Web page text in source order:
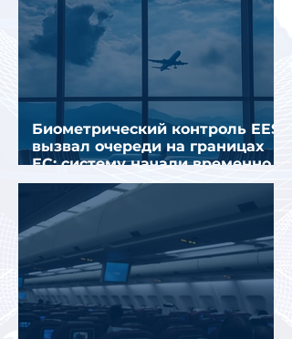
Биометрический контроль EES
вызвал очереди на границах
ЕС: систему начали временно
отключать